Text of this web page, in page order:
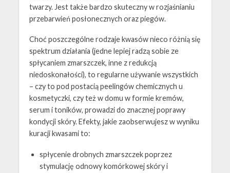
twarzy. Jest także bardzo skuteczny w rozjaśnianiu
przebarwień posłonecznych oraz piegów.
Choć poszczególne rodzaje kwasów nieco różnią się
spektrum działania (jedne lepiej radzą sobie ze
spłycaniem zmarszczek, inne z redukcją
niedoskonałości), to regularne używanie wszystkich
– czy to pod postacią peelingów chemicznych u
kosmetyczki, czy też w domu w formie kremów,
serum i toników, prowadzi do znacznej poprawy
kondycji skóry. Efekty, jakie zaobserwujesz w wyniku
kuracji kwasami to:
spłycenie drobnych zmarszczek poprzez
stymulację odnowy komórkowej skóry i